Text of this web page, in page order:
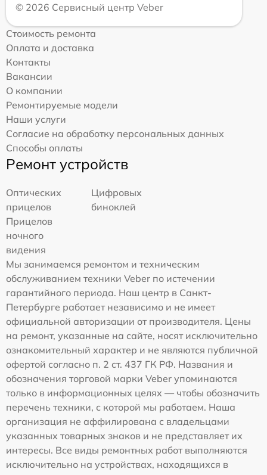
© 2026 Сервисный центр Veber
Стоимость ремонта
Оплата и доставка
Контакты
Вакансии
О компании
Ремонтируемые модели
Наши услуги
Согласие на обработку персональных данных
Способы оплаты
Ремонт устройств
Оптических
прицелов
Цифровых
биноклей
Прицелов
ночного
видения
Мы занимаемся ремонтом и техническим
обслуживанием техники Veber по истечении
гарантийного периода. Наш центр в Санкт-
Петербурге работает независимо и не имеет
официальной авторизации от производителя. Цены
на ремонт, указанные на сайте, носят исключительно
ознакомительный характер и не являются публичной
офертой согласно п. 2 ст. 437 ГК РФ. Названия и
обозначения торговой марки Veber упоминаются
только в информационных целях — чтобы обозначить
перечень техники, с которой мы работаем. Наша
организация не аффилирована с владельцами
указанных товарных знаков и не представляет их
интересы. Все виды ремонтных работ выполняются
исключительно на устройствах, находящихся в